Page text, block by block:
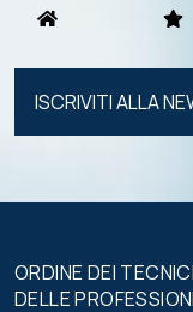
Si prega di
lasciare
ORDINE DEI
DELLE